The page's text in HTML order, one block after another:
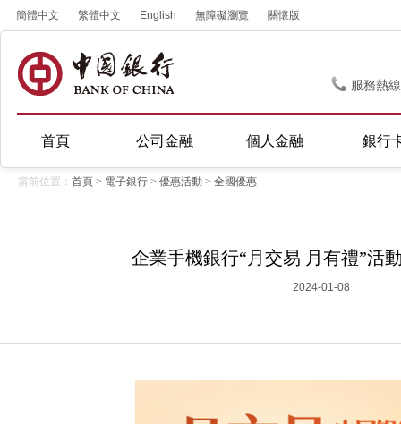
簡體中文 繁體中文 English 無障礙瀏覽 關懷版
服務熱
首頁 公司金融 個人金融 銀行
當前位置： 首頁 > 電子銀行 > 優惠活動 > 全國優惠
企業手機銀行“月交易 月有禮”活
2024-01-08